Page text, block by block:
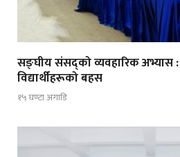
सङ्घीय संसद्को व्यवहारिक अभ्यास :
विद्यार्थीहरूको बहस
१५ घण्टा अगाडि